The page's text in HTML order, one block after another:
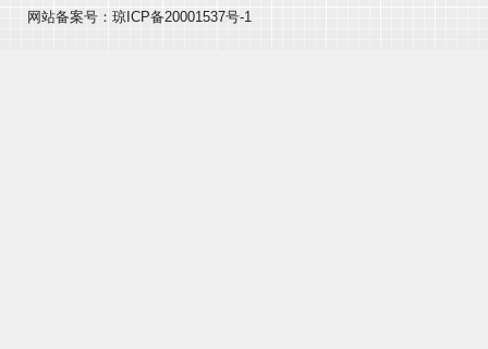
网站备案号： 琼ICP备20001537号-1